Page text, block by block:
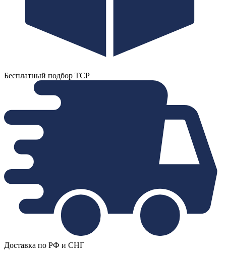
Бесплатный подбор ТСР
Доставка по РФ и СНГ